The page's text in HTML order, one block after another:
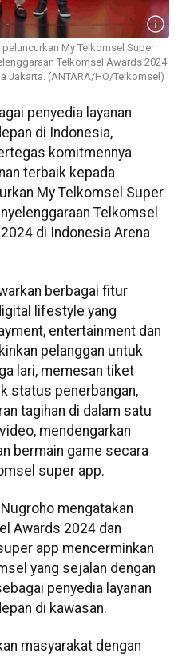
My Telkomsel Super
Telkomsel Awards 2024
Jakarta. (ANTARA/HO/Telkomsel)
penyedia layanan
di Indonesia,
komitmennya
terbaik kepada
My Telkomsel Super
Telkomsel
di Indonesia Arena
berbagai fitur
lifestyle yang
entertainment dan
pelanggan untuk
lari, memesan tiket
status penerbangan,
tagihan di dalam satu
mendengarkan
bermain game secara
super app.
mengatakan
Awards 2024 dan
app mencerminkan
yang sejalan dengan
penyedia layanan
di kawasan.
masyarakat dengan